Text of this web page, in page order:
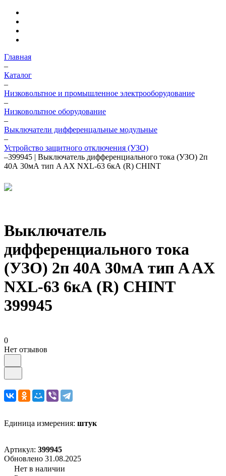
Главная
–
Каталог
–
Низковольтное и промышленное электрооборудование
–
Низковольтное оборудование
–
Выключатели дифференцальные модульные
–
Устройство защитного отключения (УЗО)
–399945 | Выключатель дифференциального тока (УЗО) 2п
40А 30мА тип A AX NXL-63 6кА (R) CHINT
Выключатель
дифференциального тока
(УЗО) 2п 40А 30мА тип A AX
NXL-63 6кА (R) CHINT
399945
0
Нет отзывов
Единица измерения: штук
Артикул: 399945
Обновлено 31.08.2025
Нет в наличии